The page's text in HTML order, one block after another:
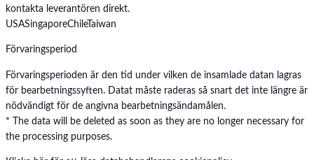
kontakta leverantören direkt.
USASingaporeChileTaiwan
Förvaringsperiod
Förvaringsperioden är den tid under vilken de insamlade datan lagras
för bearbetningssyften. Datat måste raderas så snart det inte längre är
nödvändigt för de angivna bearbetningsändamålen.
* The data will be deleted as soon as they are no longer necessary for
the processing purposes.